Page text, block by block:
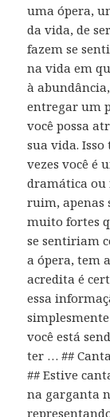
uma ópera,
da vida, de
fazem se
na vida em
à
entregar um
você possa
sua vida.
vezes você é
dramática ou
ruim, apenas
muito fortes
se sentiriam
a ópera, tem
acredita é
essa
você está
ter … ##
## Estive
na garganta